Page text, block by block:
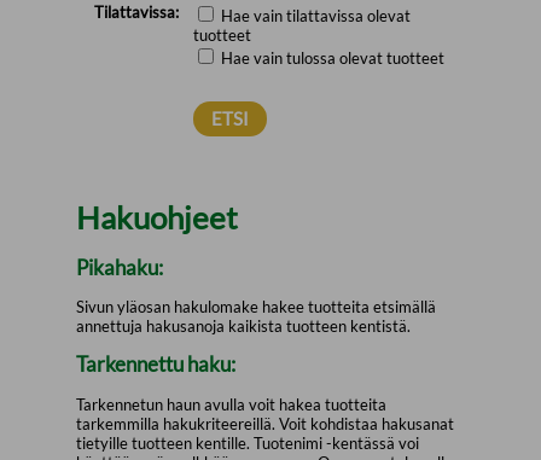
Tilattavissa:
Hae vain tilattavissa olevat
tuotteet
Hae vain tulossa olevat tuotteet
Hakuohjeet
Pikahaku:
Sivun yläosan hakulomake hakee tuotteita etsimällä
annettuja hakusanoja kaikista tuotteen kentistä.
Tarkennettu haku:
Tarkennetun haun avulla voit hakea tuotteita
tarkemmilla hakukriteereillä. Voit kohdistaa hakusanat
tietyille tuotteen kentille. Tuotenimi -kentässä voi